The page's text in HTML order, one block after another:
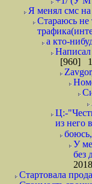
Я менял смс
Стараюсь
а кто-
Написал
[960]
Ц:-
из него
У
без
Стартовала